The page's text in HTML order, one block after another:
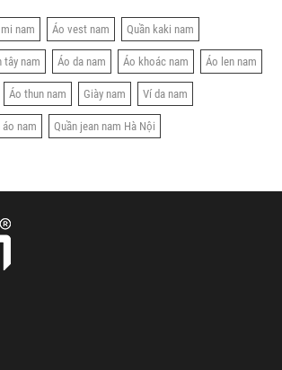
nam Áo vest nam Quần kaki nam
tây nam Áo da nam Áo khoác nam Áo len nam
Áo thun nam Giày nam Ví da nam
áo nam Quần jean nam Hà Nội